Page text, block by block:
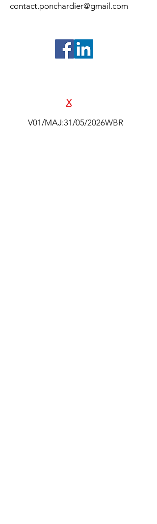
contact.ponchardier@gmail.com
XALTAK
V01/MAJ:31/05/2026WBR